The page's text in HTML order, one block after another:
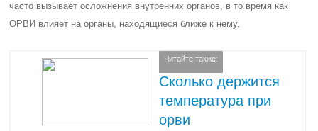
часто вызывает осложнения внутренних органов, в то время как
ОРВИ влияет на органы, находящиеся ближе к нему.
Читайте также:
Сколько держится
температура при
орви